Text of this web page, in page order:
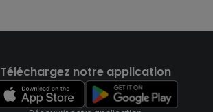
Téléchargez notre application